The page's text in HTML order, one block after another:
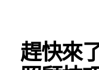
趕快來